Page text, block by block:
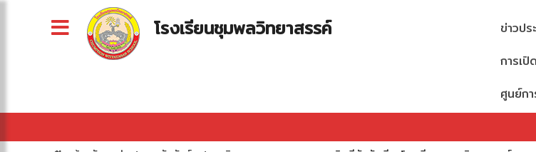
โรงเรียนชุมพลวิทยาสรรค์ ข่าวป
การเ
ศูนย์ก